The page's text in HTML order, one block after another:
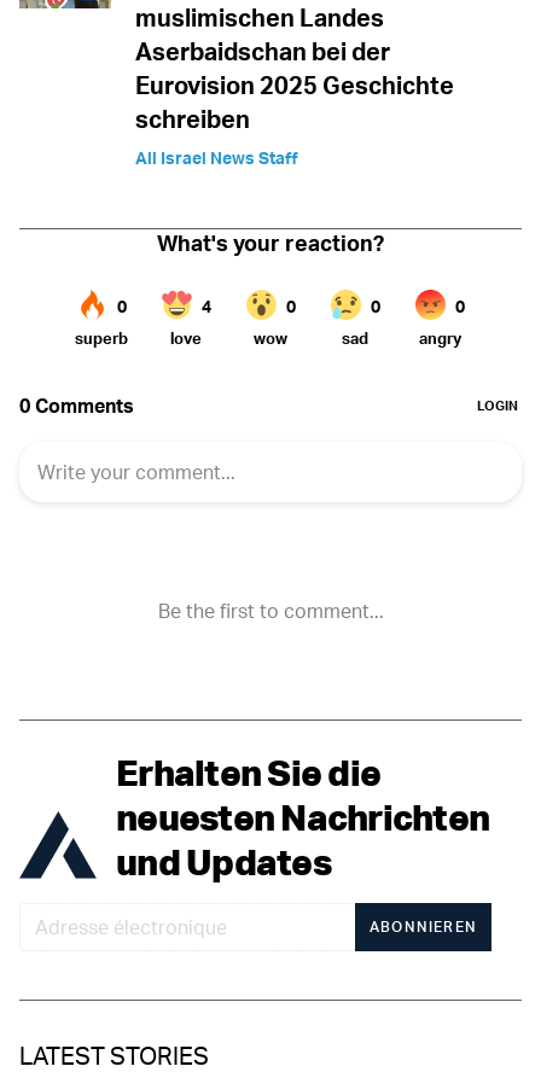
muslimischen Landes
Aserbaidschan bei der
Eurovision 2025 Geschichte
schreiben
All Israel News Staff
Erhalten Sie die
neuesten Nachrichten
und Updates
ABONNIEREN
LATEST STORIES